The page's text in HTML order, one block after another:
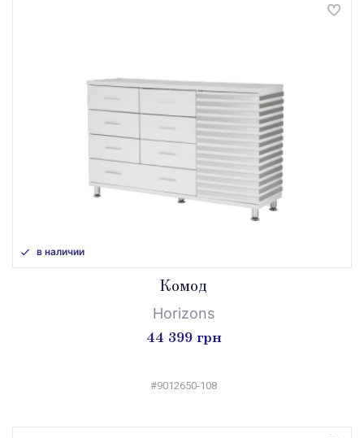
в наличии
Комод
Horizons
44 399 грн
#9012650-108